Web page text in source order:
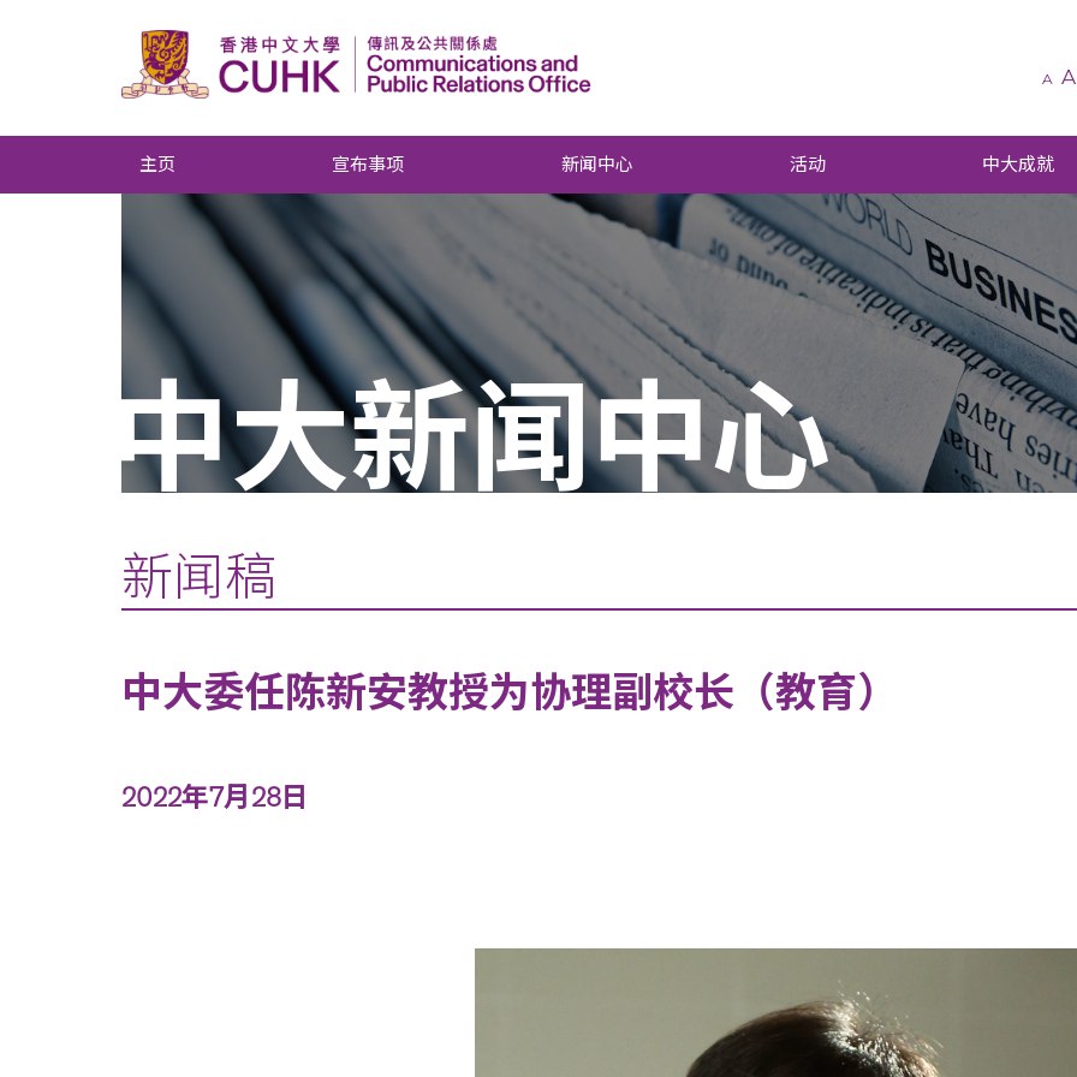
A A
主页 宣布事项 新闻中心 活动 中大成就
中大新闻中心
新闻稿
中大委任陈新安教授为协理副校长（教育）
2022年7月28日